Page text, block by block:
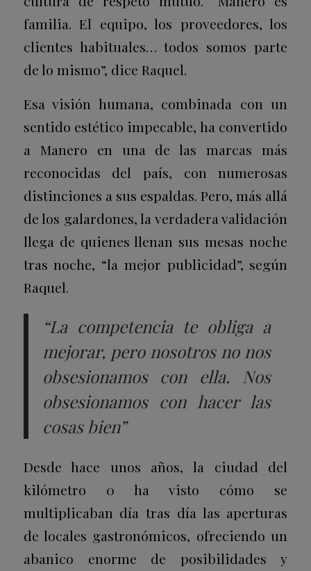
familia. El equipo, los proveedores, los
clientes habituales… todos somos parte
de lo mismo”, dice Raquel.
Esa visión humana, combinada con un
sentido estético impecable, ha convertido
a Manero en una de las marcas más
reconocidas del país, con numerosas
distinciones a sus espaldas. Pero, más allá
de los galardones, la verdadera validación
llega de quienes llenan sus mesas noche
tras noche, “la mejor publicidad”, según
Raquel.
“La competencia te obliga a
mejorar, pero nosotros no nos
obsesionamos con ella. Nos
obsesionamos con hacer las
cosas bien”
Desde hace unos años, la ciudad del
kilómetro 0 ha visto cómo se
multiplicaban día tras día las aperturas
de locales gastronómicos, ofreciendo un
abanico enorme de posibilidades y